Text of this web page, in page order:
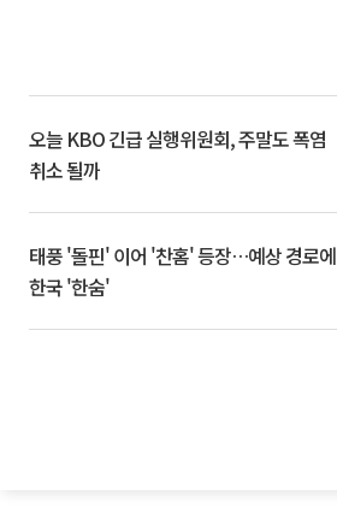
오늘 KBO 긴급 실행위원회, 주말도 폭염
취소 될까
태풍 '돌핀' 이어 '찬홈' 등장…예상 경로에
한국 '한숨'